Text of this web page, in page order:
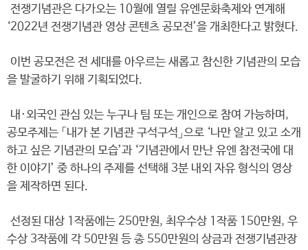
전쟁기념관은 다가오는 10월에 열릴 유엔문화축제와 연계해
‘2022년 전쟁기념관 영상 콘텐츠 공모전’을 개최한다고 밝혔다.
이번 공모전은 전 세대를 아우르는 새롭고 참신한 기념관의 모습
을 발굴하기 위해 기획되었다.
내·외국인 관심 있는 누구나 팀 또는 개인으로 참여 가능하며,
공모주제는 「내가 본 기념관 구석구석」으로 ‘나만 알고 있고 소개
하고 싶은 기념관의 모습’과 ‘기념관에서 만난 유엔 참전국에 대
한 이야기’ 중 하나의 주제를 선택해 3분 내외 자유 형식의 영상
을 제작하면 된다.
선정된 대상 1작품에는 250만원, 최우수상 1작품 150만원, 우
수상 3작품에 각 50만원 등 총 550만원의 상금과 전쟁기념관장